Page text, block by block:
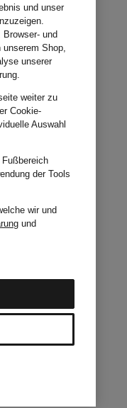
und unser
und
unserem Shop,
unserer
weiter zu
Cookie-
Auswahl
der Tools
wir und
und